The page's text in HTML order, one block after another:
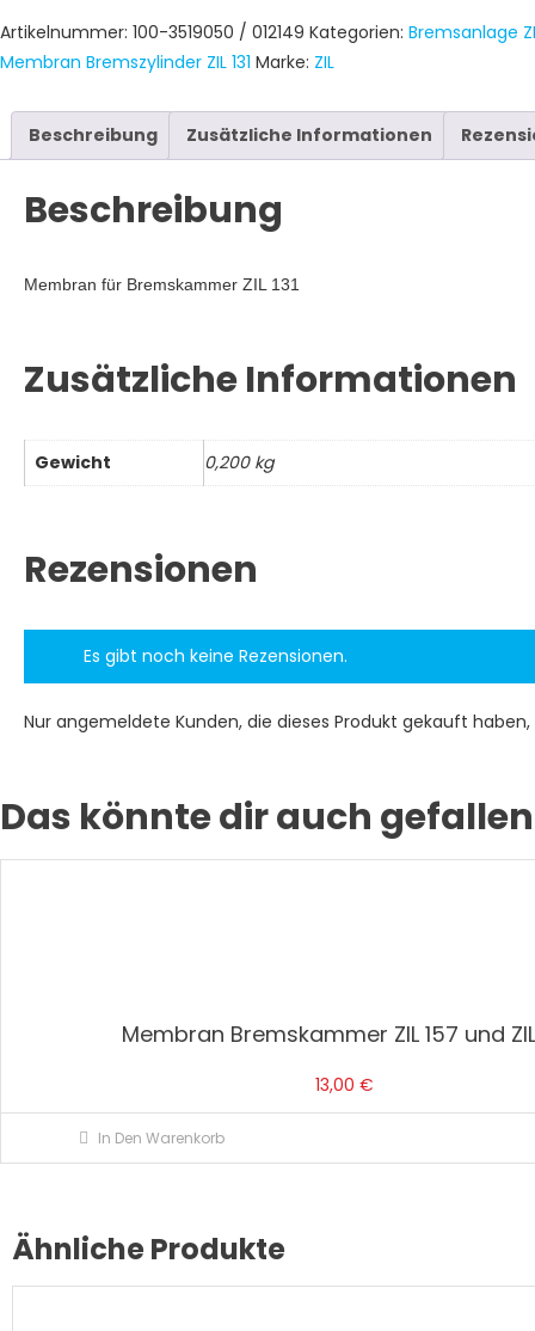
131
Menge
Artikelnummer: 100-3519050 / 012149 Kategorien: Bremsanlage
Membran Bremszylinder ZIL 131 Marke: ZIL
Beschreibung Zusätzliche Informationen
Beschreibung
Membran für Bremskammer ZIL 131
Zusätzliche Informationen
Gewicht 0,200 kg
Rezensionen
Es gibt noch keine Rezensionen.
Nur angemeldete Kunden, die dieses Produkt gekauft
Das könnte dir auch
Membran Bremskammer ZIL 157 und ZIL
13,00 €
In Den Warenkorb
Ähnliche Produkte